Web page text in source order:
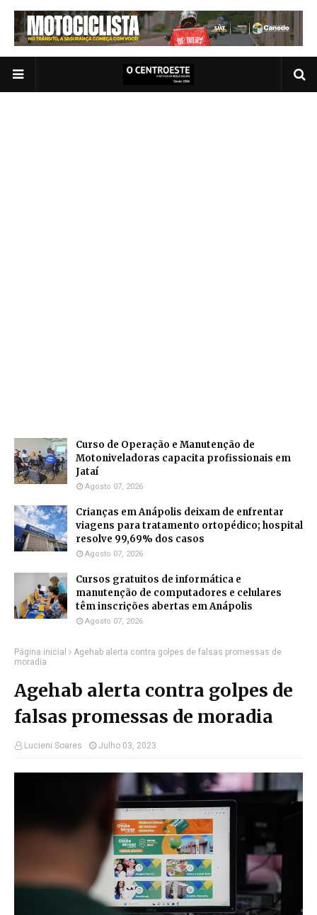
Curso de Operação e Manutenção de
Motoniveladoras capacita profissionais em
Jataí
Agosto 07, 2026
Crianças em Anápolis deixam de enfrentar
viagens para tratamento ortopédico; hospital
resolve 99,69% dos casos
Agosto 07, 2026
Cursos gratuitos de informática e
manutenção de computadores e celulares
têm inscrições abertas em Anápolis
Agosto 07, 2026
Página inicial
Agehab alerta contra golpes de falsas promessas de
moradia
Agehab alerta contra golpes de
falsas promessas de moradia
Lucieni Soares Julho 03, 2023